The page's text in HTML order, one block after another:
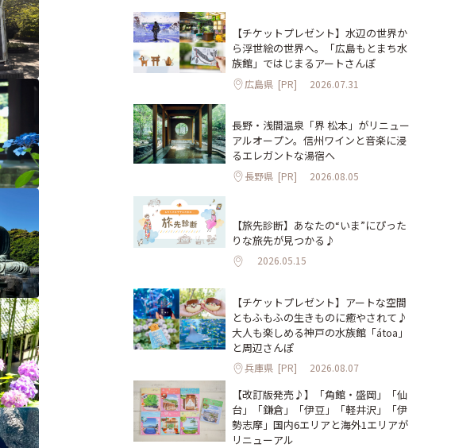
【チケットプレゼント】水辺の世界か
ら浮世絵の世界へ。「広島もとまち水
族館」ではじまるアートさんぽ
広島県 [PR] 2026.07.31
長野・浅間温泉「界 松本」がリニュー
アルオープン。信州ワインと音楽に浸
るエレガントな湯宿へ
長野県 [PR] 2026.08.05
【旅先診断】あなたの“いま”にぴった
りな旅先が見つかる♪
2026.05.15
【チケットプレゼント】アートな空間
ともふもふの生きものに癒やされて♪
大人も楽しめる神戸の水族館「átoa」
と周辺さんぽ
兵庫県 [PR] 2026.08.07
【改訂版発売♪】「角館・盛岡」「仙
台」「鎌倉」「伊豆」「軽井沢」「伊
勢志摩」国内6エリアと海外1エリアが
リニューアル